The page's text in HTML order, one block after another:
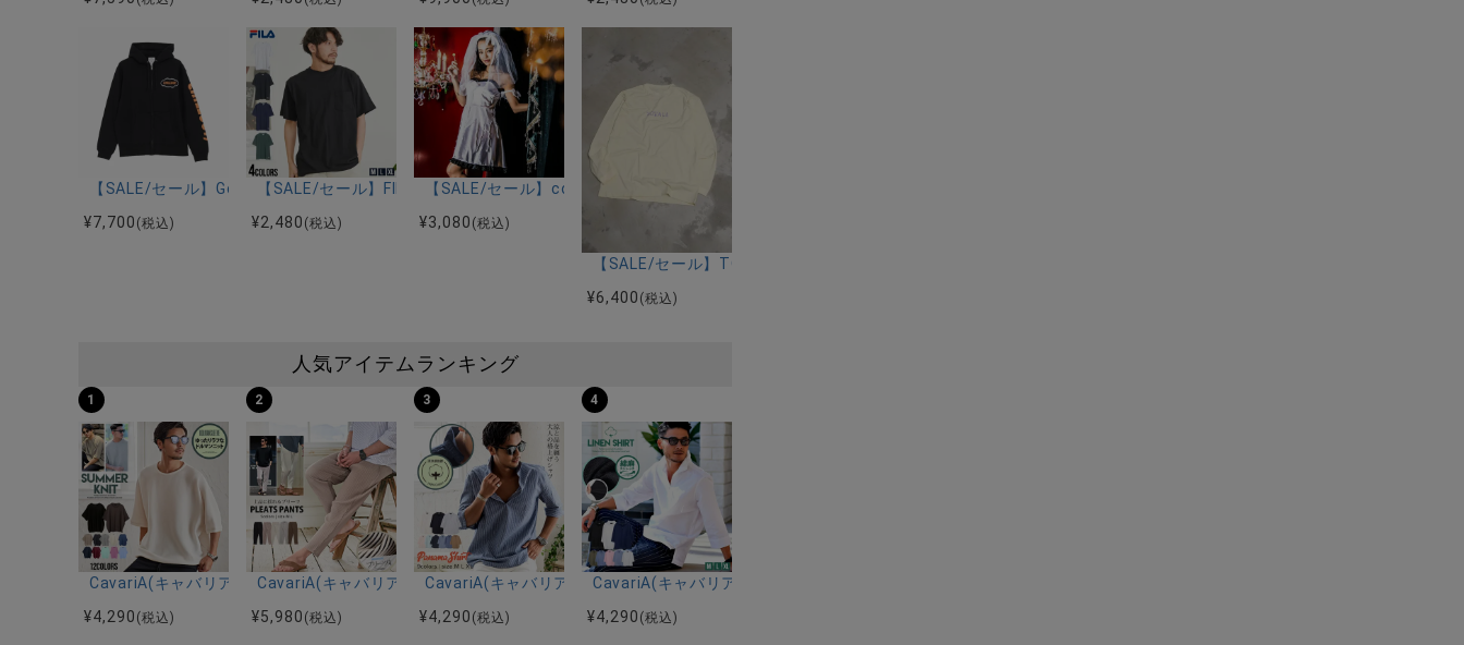
【SALE/セール】Gotham NYC(ゴッサムエヌワイシー)CHILLOUT-ZP/全2色
¥7,700 (税込)
【SALE/セール】FILA(フィラ)ポケット付き半袖Tシャツ/全4色
¥2,480 (税込)
【SALE/セール】costume(コスチューム)スプラッターブライド/全1色
¥3,080 (税込)
【SALE/セール】TOTALL(トゥトル)ロゴロングスリーブTシャツ/全2色
¥6,400 (税込)
人気アイテムランキング
1
CavariA(キャバリア)12Gミラノリブクルーネックドルマンハーフスリーブニット/全12色
¥4,290 (税込)
2
CavariA(キャバリア)プリーツ加工イージーロングパンツ/全5色
¥5,980 (税込)
3
CavariA(キャバリア)パナマ織り7分袖カプリシャツ/全9色
¥4,290 (税込)
4
CavariA(キャバリア)コットンリネンホリゾンタルカラー7分袖カプリシャツ/全8色
¥4,290 (税込)